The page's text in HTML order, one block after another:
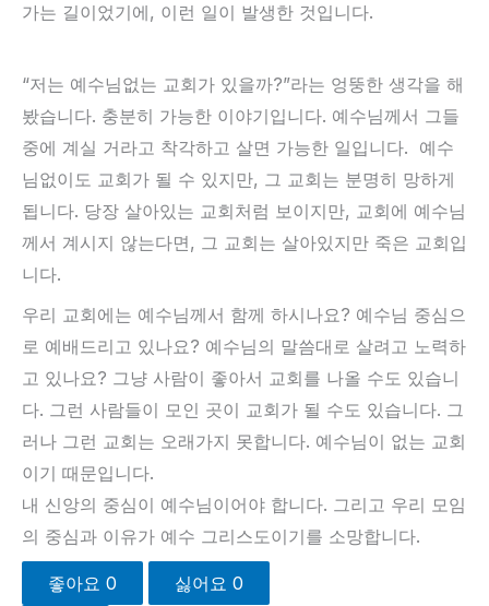
가는 길이었기에, 이런 일이 발생한 것입니다.
“저는 예수님없는 교회가 있을까?”라는 엉뚱한 생각을 해
봤습니다. 충분히 가능한 이야기입니다. 예수님께서 그들
중에 계실 거라고 착각하고 살면 가능한 일입니다. 예수
님없이도 교회가 될 수 있지만, 그 교회는 분명히 망하게
됩니다. 당장 살아있는 교회처럼 보이지만, 교회에 예수님
께서 계시지 않는다면, 그 교회는 살아있지만 죽은 교회입
니다.
우리 교회에는 예수님께서 함께 하시나요? 예수님 중심으
로 예배드리고 있나요? 예수님의 말씀대로 살려고 노력하
고 있나요? 그냥 사람이 좋아서 교회를 나올 수도 있습니
다. 그런 사람들이 모인 곳이 교회가 될 수도 있습니다. 그
러나 그런 교회는 오래가지 못합니다. 예수님이 없는 교회
이기 때문입니다.
내 신앙의 중심이 예수님이어야 합니다. 그리고 우리 모임
의 중심과 이유가 예수 그리스도이기를 소망합니다.
좋아요 0 싫어요 0